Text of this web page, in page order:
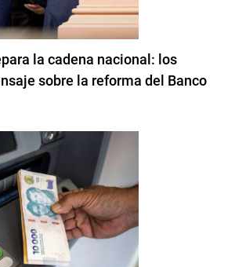
la cadena nacional: los
sobre la reforma del Banco